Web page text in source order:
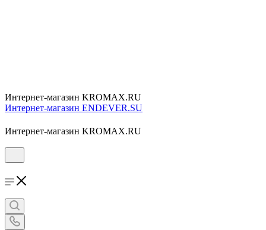
Интернет-магазин KROMAX.RU
Интернет-магазин ENDEVER.SU
Интернет-магазин KROMAX.RU